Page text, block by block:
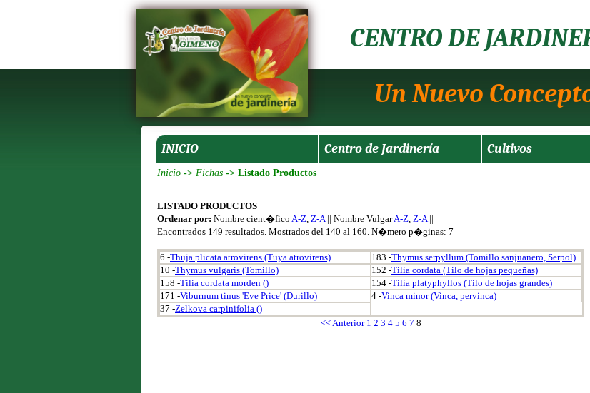
CENTRO DE
Un Nuevo
INICIO Centro de Jardinería Cultivos
Inicio -> Fichas -> Listado Productos
LISTADO PRODUCTOS
Ordenar por: Nombre cient�fico A-Z, Z-A|| Nombre VulgarA-Z, Z-A||
Encontrados 149 resultados. Mostrados del 140 al 160. N�mero p�ginas: 7
6 -Thuja plicata atrovirens (Tuya atrovirens) 183 -Thymus serpyllum (Tomillo sanjuanero, Serpol)
10 -Thymus vulgaris (Tomillo) 152 -Tilia cordata (Tilo de hojas pequeñas)
158 -Tilia cordata morden () 154 -Tilia platyphyllos (Tilo de hojas grandes)
171 -Viburnum tinus 'Eve Price' (Durillo) 4 -Vinca minor (Vinca, pervinca)
37 -Zelkova carpinifolia ()
<< Anterior 1 2 3 4 5 6 7 8